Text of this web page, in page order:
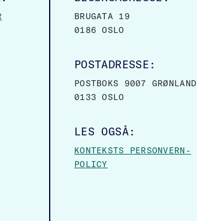
BRUGATA 19
0186 OSLO
POSTADRESSE:
POSTBOKS 9007 GRØNLAND
0133 OSLO
LES OGSÅ:
KONTEKSTS PERSONVERN-
POLICY